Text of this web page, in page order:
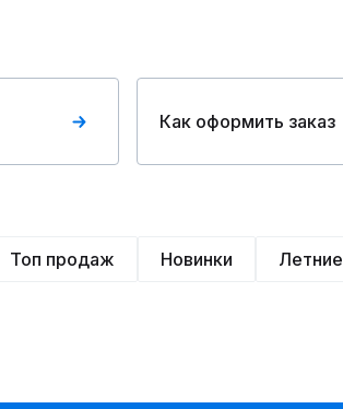
Как оформить заказ
Топ продаж Новинки Летние